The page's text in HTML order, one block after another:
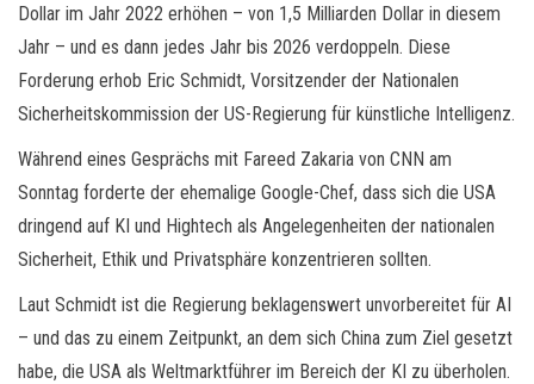
Dollar im Jahr 2022 erhöhen – von 1,5 Milliarden Dollar in diesem
Jahr – und es dann jedes Jahr bis 2026 verdoppeln. Diese
Forderung erhob Eric Schmidt, Vorsitzender der Nationalen
Sicherheitskommission der US-Regierung für künstliche Intelligenz.
Während eines Gesprächs mit Fareed Zakaria von CNN am
Sonntag forderte der ehemalige Google-Chef, dass sich die USA
dringend auf KI und Hightech als Angelegenheiten der nationalen
Sicherheit, Ethik und Privatsphäre konzentrieren sollten.
Laut Schmidt ist die Regierung beklagenswert unvorbereitet für AI
– und das zu einem Zeitpunkt, an dem sich China zum Ziel gesetzt
habe, die USA als Weltmarktführer im Bereich der KI zu überholen.